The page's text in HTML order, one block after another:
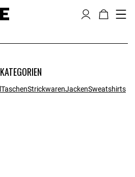
KATEGORIEN
TaschenStrickwarenJackenSweatshirts